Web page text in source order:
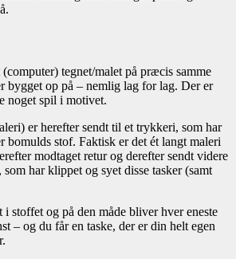
tegnet/malet på præcis samme
bygget op på – nemlig lag for lag. Der er
noget spil i motivet.
er herefter sendt til et trykkeri, som har
bomulds stof. Faktisk er det ét langt maleri
modtaget retur og derefter sendt videre
har klippet og syet disse tasker (samt
stoffet og på den måde bliver hver eneste
– og du får en taske, der er din helt egen